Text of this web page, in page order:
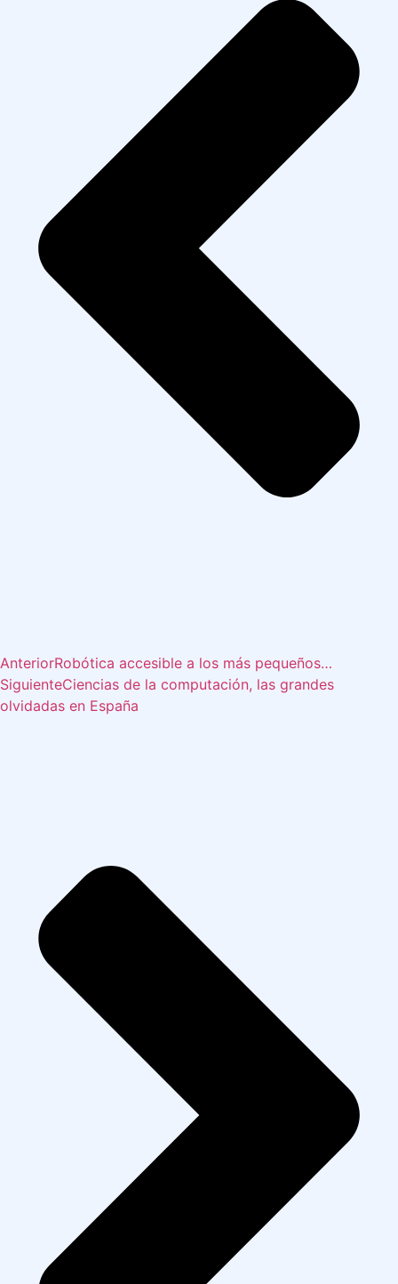
AnteriorRobótica accesible a los más pequeños…
SiguienteCiencias de la computación, las grandes
olvidadas en España